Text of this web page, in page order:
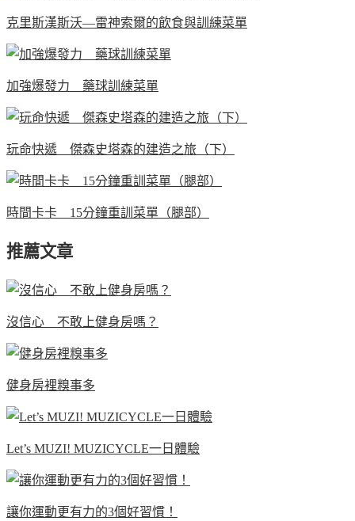
克里斯漢斯沃—雷神索爾的飲食與訓練菜單
加強爆發力 藥球訓練菜單
玩命快遞 傑森史塔森的建造之旅（下）
時間卡卡 15分鐘重訓菜單（腿部）
推薦文章
沒信心 不敢上健身房嗎？
健身房裡糗事多
Let’s MUZI! MUZICYCLE一日體驗
讓你運動更有力的3個好習慣！